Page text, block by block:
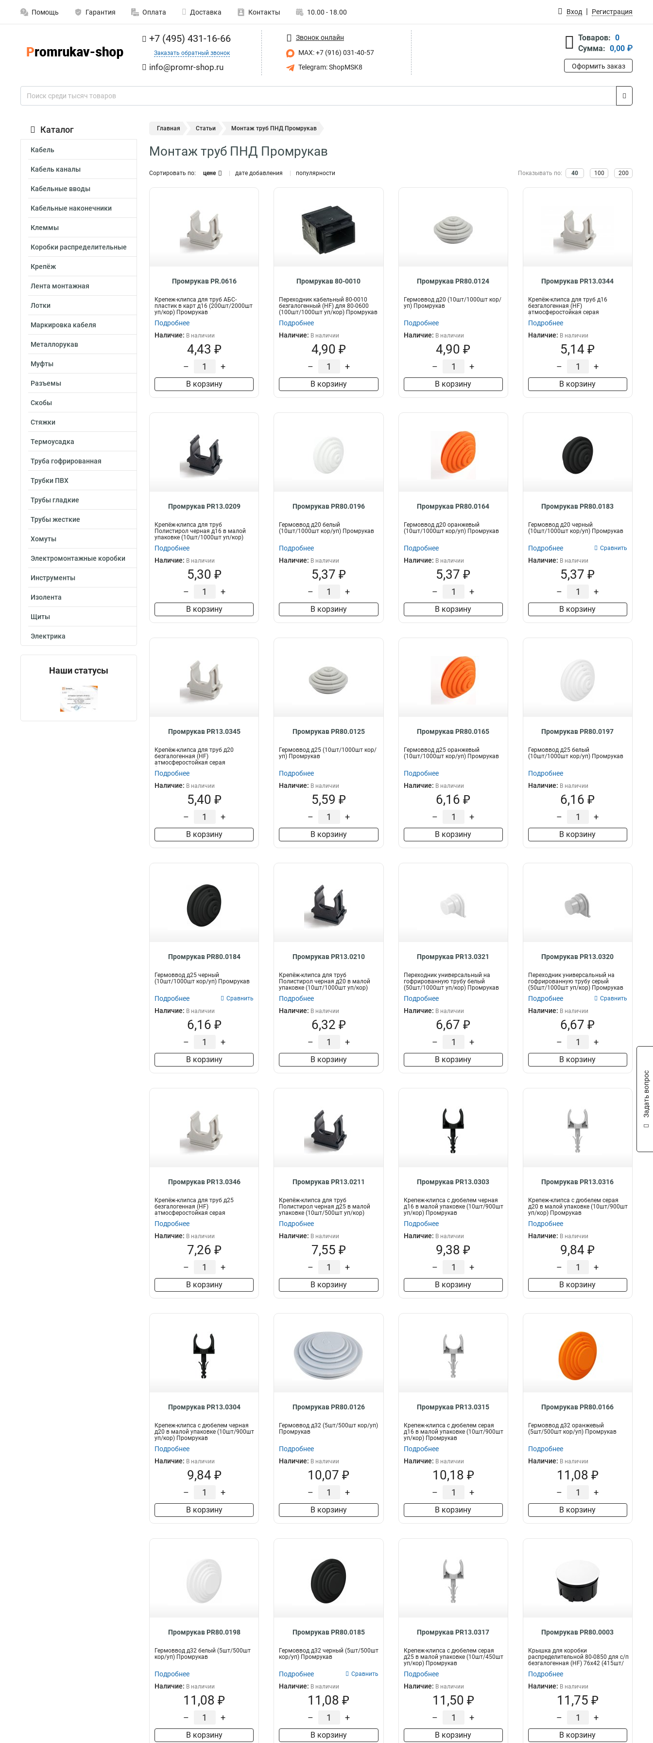
Помощь Гарантия Оплата Доставка Контакты 10.00 - 18.00 Вход Регистрация
+7 (495) 431-16-66
Заказать обратный звонок
info@promr-shop.ru
Звонок онлайн
MAX: +7 (916) 031-40-57
Telegram: ShopMSK8
Товаров: 0
Сумма: 0,00 ₽
Оформить заказ
Каталог
Кабель
Кабель каналы
Кабельные вводы
Кабельные наконечники
Клеммы
Коробки распределительные
Крепёж
Лента монтажная
Лотки
Маркировка кабеля
Металлорукав
Муфты
Разъемы
Скобы
Стяжки
Термоусадка
Труба гофрированная
Трубки ПВХ
Трубы гладкие
Трубы жесткие
Хомуты
Электромонтажные коробки
Инструменты
Изолента
Щиты
Электрика
Наши статусы
Главная Статьи Монтаж труб ПНД Промрукав
Монтаж труб ПНД Промрукав
Сортировать по: цене дате добавления популярности Показывать по: 40 100 200
Промрукав PR.0616
Крепеж-клипса для труб АБС-
пластик в карт д16 (200шт/2000шт
уп/кор) Промрукав
Подробнее
Наличие: В наличии
4,43 ₽
– +
В корзину
Промрукав 80-0010
Переходник кабельный 80-0010
безгалогенный (HF) для 80-0600
(100шт/1000шт уп/кор) Промрукав
Подробнее
Наличие: В наличии
4,90 ₽
– +
В корзину
Промрукав PR80.0124
Гермоввод д20 (10шт/1000шт кор/
уп) Промрукав
Подробнее
Наличие: В наличии
4,90 ₽
– +
В корзину
Промрукав PR13.0344
Крепёж-клипса для труб д16
безгалогенная (HF)
атмосферостойкая серая
(100шт/2000шт уп/кор) Пром...
Подробнее
Наличие: В наличии
5,14 ₽
– +
В корзину
Промрукав PR13.0209
Крепёж-клипса для труб
Полистирол черная д16 в малой
упаковке (10шт/1000шт уп/кор)
Промрукав
Подробнее
Наличие: В наличии
5,30 ₽
– +
В корзину
Промрукав PR80.0196
Гермоввод д20 белый
(10шт/1000шт кор/уп) Промрукав
Подробнее
Наличие: В наличии
5,37 ₽
– +
В корзину
Промрукав PR80.0164
Гермоввод д20 оранжевый
(10шт/1000шт кор/уп) Промрукав
Подробнее
Наличие: В наличии
5,37 ₽
– +
В корзину
Промрукав PR80.0183
Гермоввод д20 черный
(10шт/1000шт кор/уп) Промрукав
Подробнее Сравнить
Наличие: В наличии
5,37 ₽
– +
В корзину
Промрукав PR13.0345
Крепёж-клипса для труб д20
безгалогенная (HF)
атмосферостойкая серая
(100шт/1500шт уп/кор) Пром...
Подробнее
Наличие: В наличии
5,40 ₽
– +
В корзину
Промрукав PR80.0125
Гермоввод д25 (10шт/1000шт кор/
уп) Промрукав
Подробнее
Наличие: В наличии
5,59 ₽
– +
В корзину
Промрукав PR80.0165
Гермоввод д25 оранжевый
(10шт/1000шт кор/уп) Промрукав
Подробнее
Наличие: В наличии
6,16 ₽
– +
В корзину
Промрукав PR80.0197
Гермоввод д25 белый
(10шт/1000шт кор/уп) Промрукав
Подробнее
Наличие: В наличии
6,16 ₽
– +
В корзину
Промрукав PR80.0184
Гермоввод д25 черный
(10шт/1000шт кор/уп) Промрукав
Подробнее Сравнить
Наличие: В наличии
6,16 ₽
– +
В корзину
Промрукав PR13.0210
Крепёж-клипса для труб
Полистирол черная д20 в малой
упаковке (10шт/1000шт уп/кор)
Промрукав
Подробнее
Наличие: В наличии
6,32 ₽
– +
В корзину
Промрукав PR13.0321
Переходник универсальный на
гофрированную трубу белый
(50шт/1000шт уп/кор) Промрукав
Подробнее
Наличие: В наличии
6,67 ₽
– +
В корзину
Промрукав PR13.0320
Переходник универсальный на
гофрированную трубу серый
(50шт/1000шт уп/кор) Промрукав
Подробнее Сравнить
Наличие: В наличии
6,67 ₽
– +
В корзину
Промрукав PR13.0346
Крепёж-клипса для труб д25
безгалогенная (HF)
атмосферостойкая серая
(100шт/1000шт уп/кор) Пром...
Подробнее
Наличие: В наличии
7,26 ₽
– +
В корзину
Промрукав PR13.0211
Крепёж-клипса для труб
Полистирол черная д25 в малой
упаковке (10шт/500шт уп/кор)
Промрукав
Подробнее
Наличие: В наличии
7,55 ₽
– +
В корзину
Промрукав PR13.0303
Крепеж-клипса с дюбелем черная
д16 в малой упаковке (10шт/900шт
уп/кор) Промрукав
Подробнее
Наличие: В наличии
9,38 ₽
– +
В корзину
Промрукав PR13.0316
Крепеж-клипса с дюбелем серая
д20 в малой упаковке (10шт/900шт
уп/кор) Промрукав
Подробнее
Наличие: В наличии
9,84 ₽
– +
В корзину
Промрукав PR13.0304
Крепеж-клипса с дюбелем черная
д20 в малой упаковке (10шт/900шт
уп/кор) Промрукав
Подробнее
Наличие: В наличии
9,84 ₽
– +
В корзину
Промрукав PR80.0126
Гермоввод д32 (5шт/500шт кор/уп)
Промрукав
Подробнее
Наличие: В наличии
10,07 ₽
– +
В корзину
Промрукав PR13.0315
Крепеж-клипса с дюбелем серая
д16 в малой упаковке (10шт/900шт
уп/кор) Промрукав
Подробнее
Наличие: В наличии
10,18 ₽
– +
В корзину
Промрукав PR80.0166
Гермоввод д32 оранжевый
(5шт/500шт кор/уп) Промрукав
Подробнее
Наличие: В наличии
11,08 ₽
– +
В корзину
Промрукав PR80.0198
Гермоввод д32 белый (5шт/500шт
кор/уп) Промрукав
Подробнее
Наличие: В наличии
11,08 ₽
– +
В корзину
Промрукав PR80.0185
Гермоввод д32 черный (5шт/500шт
кор/уп) Промрукав
Подробнее Сравнить
Наличие: В наличии
11,08 ₽
– +
В корзину
Промрукав PR13.0317
Крепеж-клипса с дюбелем серая
д25 в малой упаковке (10шт/450шт
уп/кор) Промрукав
Подробнее
Наличие: В наличии
11,50 ₽
– +
В корзину
Промрукав PR80.0003
Крышка для коробки
распределительной 80-0850 для с/п
безгалогенная (HF) 76х42 (415шт/
кор) Промр...
Подробнее
Наличие: В наличии
11,75 ₽
– +
В корзину
Задать вопрос